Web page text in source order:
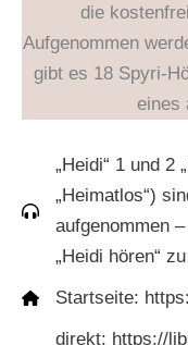
die
Aufgenommen
gibt es 18 Spyri-
eines
„Heidi“ 1 und 2
„Heimatlos“)
aufgenommen
„Heidi hören“
Startseite:
direkt: https://